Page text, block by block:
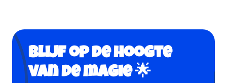
Blijf op de hoogte
van de magie 🌟